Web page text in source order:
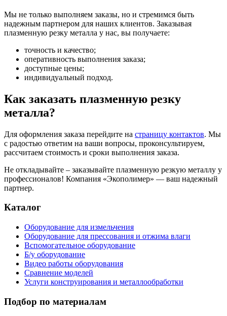
Мы не только выполняем заказы, но и стремимся быть
надежным партнером для наших клиентов. Заказывая
плазменную резку металла у нас, вы получаете:
точность и качество;
оперативность выполнения заказа;
доступные цены;
индивидуальный подход.
Как заказать плазменную резку
металла?
Для оформления заказа перейдите на страницу контактов. Мы
с радостью ответим на ваши вопросы, проконсультируем,
рассчитаем стоимость и сроки выполнения заказа.
Не откладывайте – заказывайте плазменную резкую металлу у
профессионалов! Компания «Экополимер» — ваш надежный
партнер.
Каталог
Оборудование для измельчения
Оборудование для прессования и отжима влаги
Вспомогательное оборудование
Б/у оборудование
Видео работы оборудования
Сравнение моделей
Услуги конструирования и металлообработки
Подбор по материалам